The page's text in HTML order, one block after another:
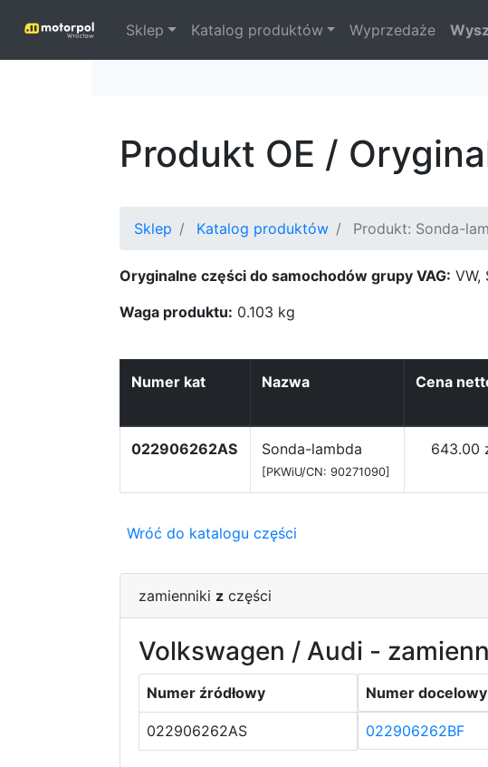
Sklep Katalog produktów Wyprzedaże
Produkt OE /
Sklep Katalog produktów Produkt: Sonda-
Oryginalne części do samochodów grupy VAG: VW,
Waga produktu: 0.103 kg
Numer kat Nazwa Cena
022906262AS Sonda-lambda
[PKWiU/CN: 90271090]
643.00
Wróć do katalogu części
zamienniki z części
Volkswagen / Audi -
Numer źródłowy Numer docelowy
022906262AS 022906262BF